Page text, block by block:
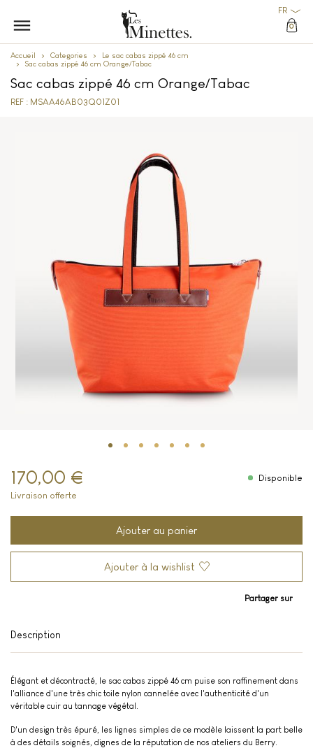
FR
0
Accueil Categories
Le sac cabas zippé 46 cm
Sac cabas zippé 46 cm Orange/Tabac
Sac cabas zippé 46 cm Orange/Tabac
REF : MSAA46AB03Q01Z01
170,00 €
Disponible
Livraison offerte
Ajouter au panier
Ajouter à la wishlist
Partager sur
Description
Élégant et décontracté, le sac cabas zippé 46 cm puise son raffinement dans
l'alliance d'une très chic toile nylon cannelée avec l'authenticité d'un
véritable cuir au tannage végétal.
​D'un design très épuré, les lignes simples de ce modèle laissent la part belle
à des détails soignés, dignes de la réputation de nos ateliers du Berry.